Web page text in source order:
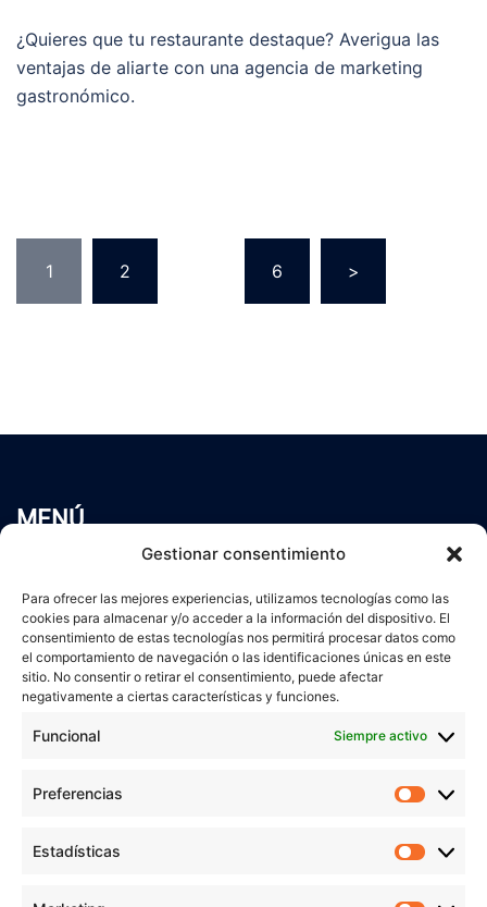
Gestionar consentimiento
Para ofrecer las mejores experiencias, utilizamos tecnologías como las
cookies para almacenar y/o acceder a la información del dispositivo. El
consentimiento de estas tecnologías nos permitirá procesar datos como
el comportamiento de navegación o las identificaciones únicas en este
sitio. No consentir o retirar el consentimiento, puede afectar
negativamente a ciertas características y funciones.
Funcional Siempre activo
Preferencias
Estadísticas
¿Quieres que tu restaurante destaque? Averigua las
ventajas de aliarte con una agencia de marketing
gastronómico.
entradas
1 2 6 >
MENÚ
Servicios
Blog
Contacto
Aviso Legal
Política de cookies
veronicaruiz.es
está bajo